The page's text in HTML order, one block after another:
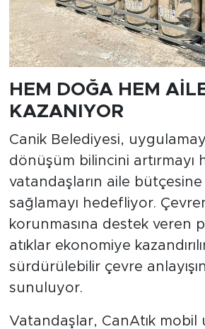
HEM DOĞA HEM
KAZANIYOR
Canik Belediyesi,
dönüşüm bilincini artırmayı
vatandaşların aile bütçesine
sağlamayı hedefliyor.
korunmasına destek veren
atıklar ekonomiye
sürdürülebilir çevre
sunuluyor.
Vatandaşlar, CanAtık mobil